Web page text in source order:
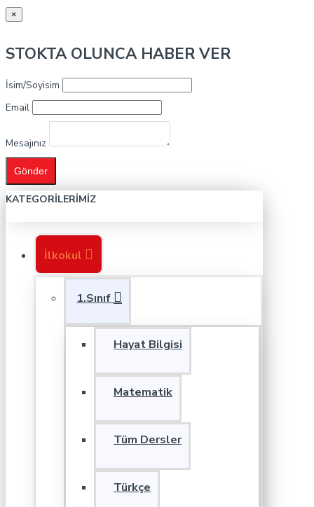
×
STOKTA OLUNCA HABER VER
İsim/Soyisim
Email
Mesajınız
Gönder
KATEGORILERIMIZ
İlkokul
1.Sınıf
Hayat Bilgisi
Matematik
Tüm Dersler
Türkçe